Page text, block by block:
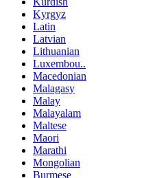
Kyrgyz
Latin
Latvian
Lithuanian
Luxembou..
Macedonian
Malagasy
Malay
Malayalam
Maltese
Maori
Marathi
Mongolian
Burmese